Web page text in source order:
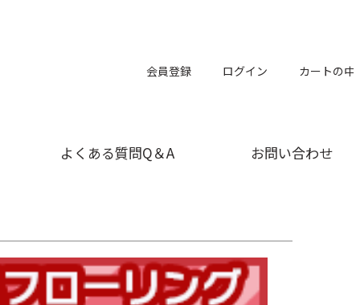
会員登録 ログイン カートの中
よくある質問Q＆A お問い合わせ